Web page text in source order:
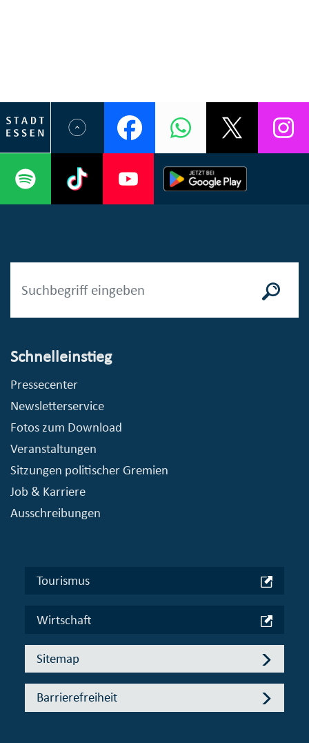
Schnelleinstieg
Pressecenter
Newsletterservice
Fotos zum Download
Veranstaltungen
Sitzungen politischer Gremien
Job & Karriere
Ausschreibungen
Tourismus
Wirtschaft
Sitemap
Barrierefreiheit